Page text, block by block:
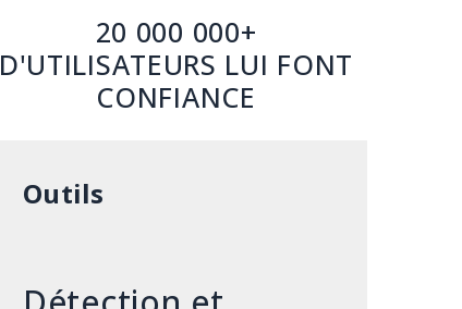
20 000 000+
D'UTILISATEURS LUI FONT
CONFIANCE
Outils